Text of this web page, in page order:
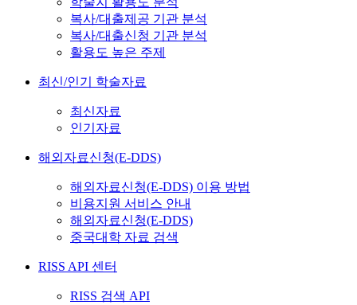
복사/대출제공 기관 분석
복사/대출신청 기관 분석
활용도 높은 주제
최신/인기 학술자료
최신자료
인기자료
해외자료신청(E-DDS)
해외자료신청(E-DDS) 이용 방법
비용지원 서비스 안내
해외자료신청(E-DDS)
중국대학 자료 검색
RISS API 센터
RISS 검색 API